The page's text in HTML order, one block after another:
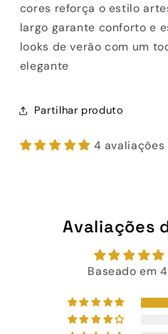
cores reforça o estilo
largo garante conforto e
looks de verão com um
elegante
Partilhar produto
4 avaliações
Avaliações
Baseado em